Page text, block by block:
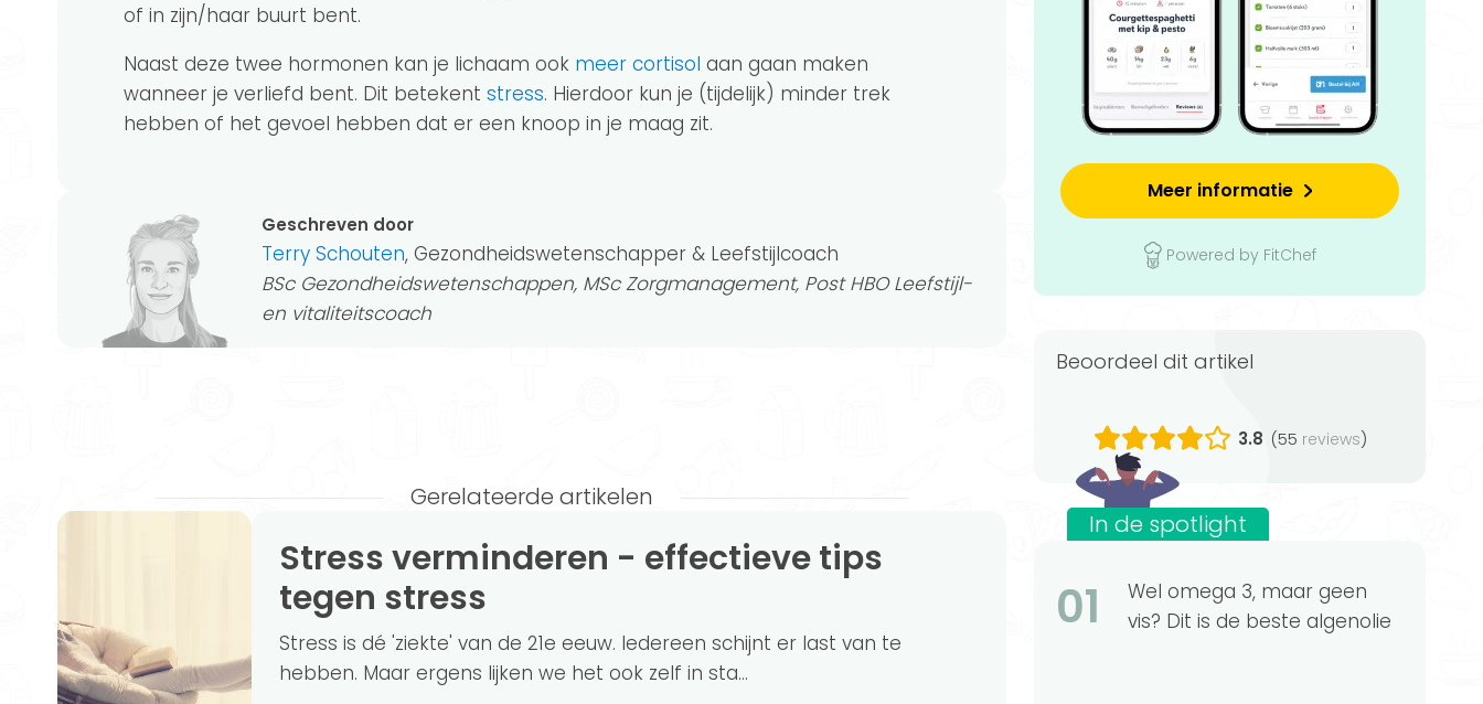
of in zijn/haar buurt bent.
Naast deze twee hormonen kan je lichaam ook meer cortisol aan gaan maken
wanneer je verliefd bent. Dit betekent stress. Hierdoor kun je (tijdelijk) minder trek
hebben of het gevoel hebben dat er een knoop in je maag zit.
Geschreven door
Terry Schouten, Gezondheidswetenschapper & Leefstijlcoach
BSc Gezondheidswetenschappen, MSc Zorgmanagement, Post HBO Leefstijl-
en vitaliteitscoach
Meer informatie
Powered by FitChef
Beoordeel dit artikel
3.8 (55 reviews)
Gerelateerde artikelen
Stress verminderen - effectieve tips
tegen stress
Stress is dé 'ziekte' van de 21e eeuw. Iedereen schijnt er last van te
hebben. Maar ergens lijken we het ook zelf in sta...
In de spotlight
01
Wel omega 3, maar geen
vis? Dit is de beste algenolie